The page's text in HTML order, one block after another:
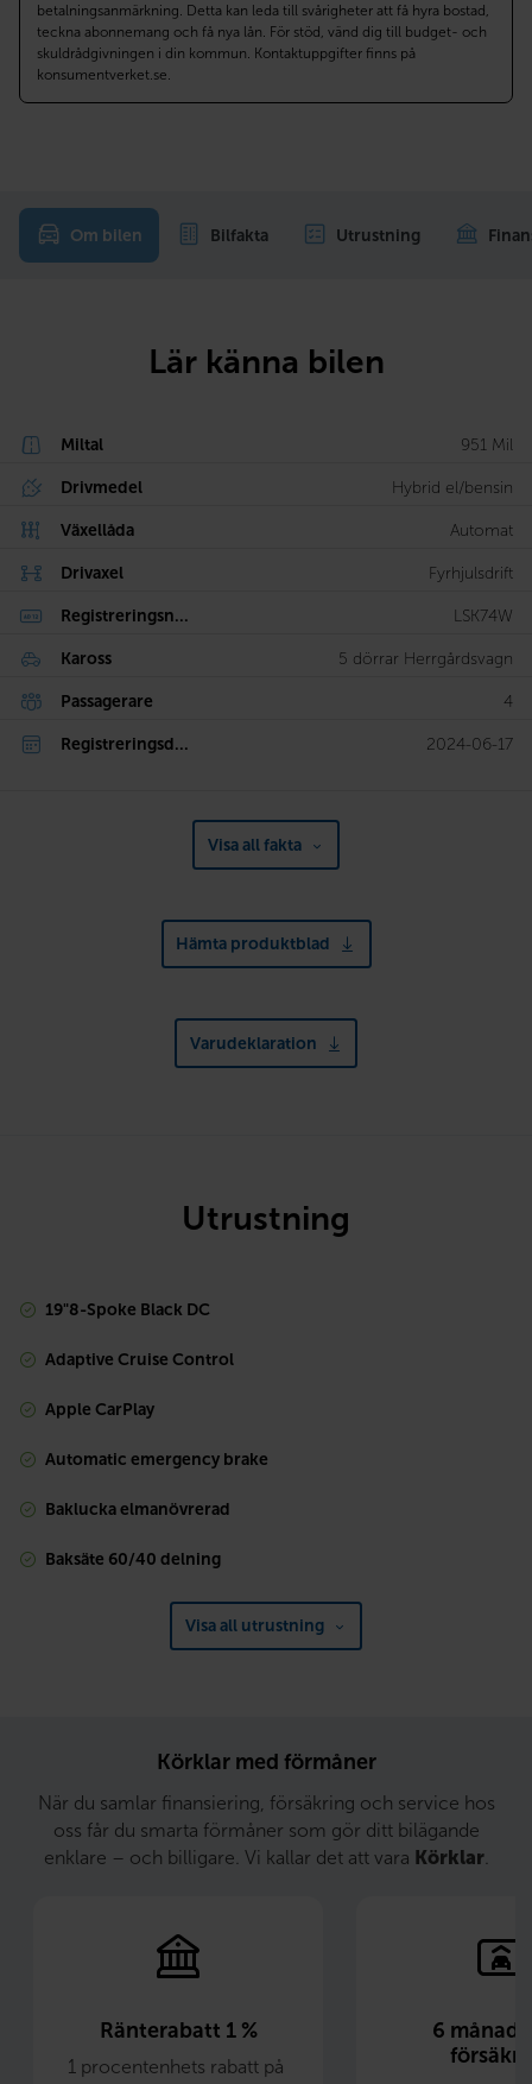
betalningsanmärkning. Detta kan leda till svårigheter att få hyra bostad,
teckna abonnemang och få nya lån. För stöd, vänd dig till budget- och
skuldrådgivningen i din kommun. Kontaktuppgifter finns på
konsumentverket.se.
Om bilen Bilfakta Utrustning
Lär känna bilen
Miltal 951 Mil
Drivmedel Hybrid el/bensin
Växellåda Automat
Drivaxel Fyrhjulsdrift
Registreringsn... LSK74W
Kaross 5 dörrar Herrgårdsvagn
Passagerare 4
Registreringsd... 2024-06-17
Visa all fakta
Hämta produktblad
Varudeklaration
Utrustning
19"8-Spoke Black DC
Adaptive Cruise Control
Apple CarPlay
Automatic emergency brake
Baklucka elmanövrerad
Baksäte 60/40 delning
Visa all utrustning
Körklar med förmåner
När du samlar finansiering, försäkring och service hos
oss får du smarta förmåner som gör ditt bilägande
enklare – och billigare. Vi kallar det att vara Körklar.
Ränterabatt 1 %
1 procentenhets rabatt på
6